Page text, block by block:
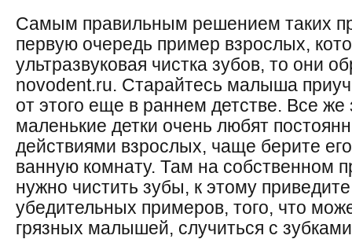
Самым правильным решением таких
первую очередь пример взрослых,
ультразвуковая чистка зубов, то они
novodent.ru. Старайтесь малыша
от этого еще в раннем детстве. Все же
маленькие детки очень любят
действиями взрослых, чаще берите
ванную комнату. Там на собственном
нужно чистить зубы, к этому
убедительных примеров, того, что
грязных малышей, случиться с